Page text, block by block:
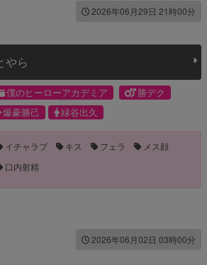
2026年06月29日 21時00分
やら
僕のヒーローアカデミア
勝デク
爆豪勝己
緑谷出久
イチャラブ キス フェラ
メス顔
口内射精
2026年06月02日 03時00分